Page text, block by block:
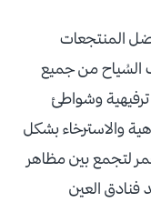
4 نجوم من أفضل المنتجعات
السُياح من جميع
وشواطئ
والاسترخاء بشكل
لتجمع بين مظاهر
فنادق العين